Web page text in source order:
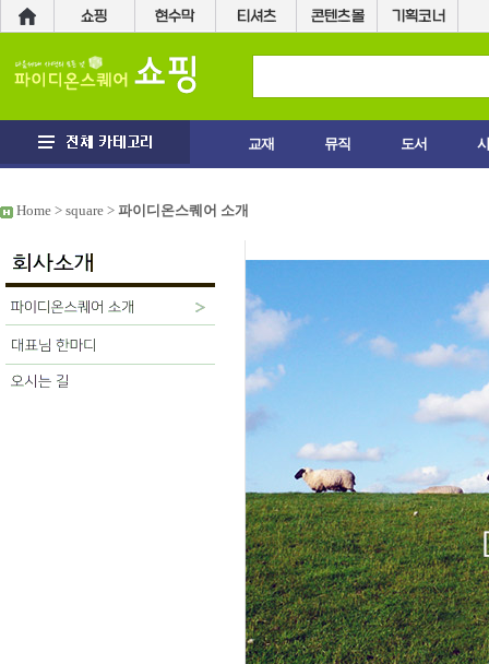
교재 뮤직 도서
Home > square > 파이디온스퀘어 소개